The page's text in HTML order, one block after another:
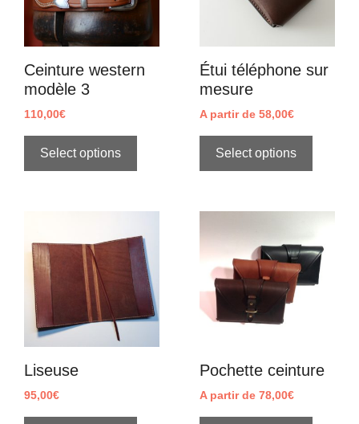
Ceinture western
modèle 3
110,00€
Select options
Étui téléphone sur
mesure
A partir de 58,00€
Select options
Liseuse
95,00€
Pochette ceinture
A partir de 78,00€